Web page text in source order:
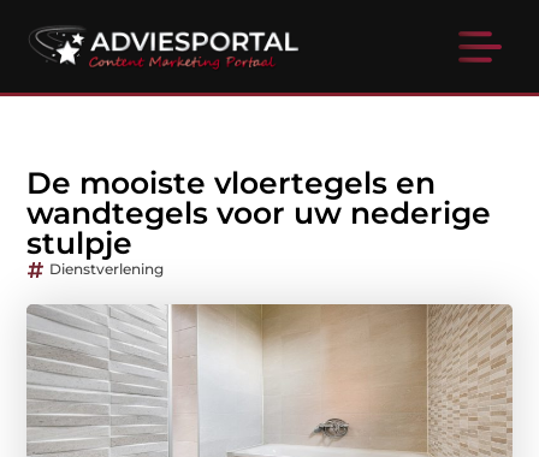
De mooiste vloertegels en
wandtegels voor uw nederige
stulpje
Dienstverlening